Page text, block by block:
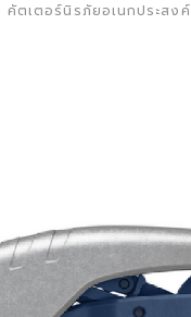
คัตเตอร์นิรภัยอเนกประสงค์